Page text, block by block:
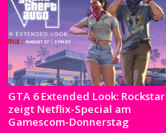
GTA 6 Extended Look: Rockstar
zeigt Netflix-Special am
Gamescom-Donnerstag